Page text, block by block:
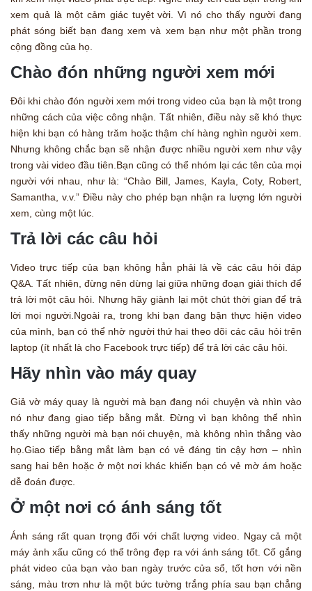
xem quả là một cảm giác tuyệt vời. Vì nó cho thấy người đang
phát sóng biết bạn đang xem và xem bạn như một phần trong
cộng đồng của họ.
Chào đón những người xem mới
Đôi khi chào đón người xem mới trong video của bạn là một trong
những cách của việc công nhận. Tất nhiên, điều này sẽ khó thực
hiện khi bạn có hàng trăm hoặc thậm chí hàng nghìn người xem.
Nhưng không chắc bạn sẽ nhận được nhiều người xem như vậy
trong vài video đầu tiên.Bạn cũng có thể nhóm lại các tên của mọi
người với nhau, như là: “Chào Bill, James, Kayla, Coty, Robert,
Samantha, v.v.” Điều này cho phép bạn nhận ra lượng lớn người
xem, cùng một lúc.
Trả lời các câu hỏi
Video trực tiếp của bạn không hẳn phải là về các câu hỏi đáp
Q&A. Tất nhiên, đừng nên dừng lại giữa những đoạn giải thích để
trả lời một câu hỏi. Nhưng hãy giành lại một chút thời gian để trả
lời mọi người.Ngoài ra, trong khi bạn đang bận thực hiện video
của mình, bạn có thể nhờ người thứ hai theo dõi các câu hỏi trên
laptop (ít nhất là cho Facebook trực tiếp) để trả lời các câu hỏi.
Hãy nhìn vào máy quay
Giả vờ máy quay là người mà bạn đang nói chuyện và nhìn vào
nó như đang giao tiếp bằng mắt. Đừng vì bạn không thể nhìn
thấy những người mà bạn nói chuyện, mà không nhìn thẳng vào
họ.Giao tiếp bằng mắt làm bạn có vẻ đáng tin cậy hơn – nhìn
sang hai bên hoặc ở một nơi khác khiến bạn có vẻ mờ ám hoặc
dễ đoán được.
Ở một nơi có ánh sáng tốt
Ánh sáng rất quan trọng đối với chất lượng video. Ngay cả một
máy ảnh xấu cũng có thể trông đẹp ra với ánh sáng tốt. Cố gắng
phát video của bạn vào ban ngày trước cửa sổ, tốt hơn với nền
sáng, màu trơn như là một bức tường trắng phía sau bạn chẳng